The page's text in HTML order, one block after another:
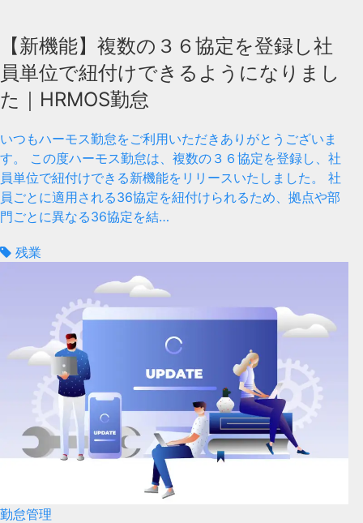
【新機能】複数の３６協定を登録し社
員単位で紐付けできるようになりまし
た｜HRMOS勤怠
いつもハーモス勤怠をご利用いただきありがとうございま
す。 この度ハーモス勤怠は、複数の３６協定を登録し、社
員単位で紐付けできる新機能をリリースいたしました。 社
員ごとに適用される36協定を紐付けられるため、拠点や部
門ごとに異なる36協定を結…
残業
勤怠管理